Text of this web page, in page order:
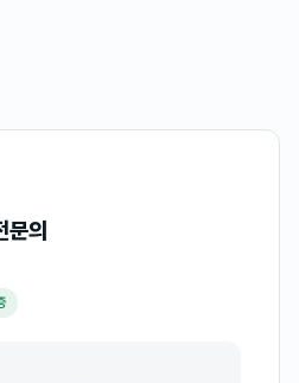
문의